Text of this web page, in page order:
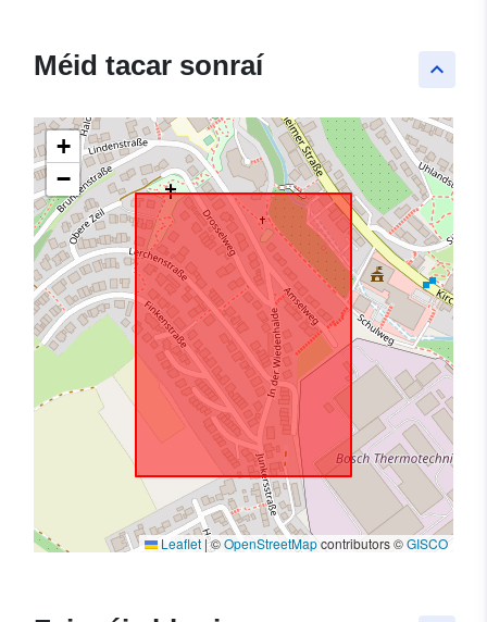
keyboard_arrow_up
Méid tacar sonraí
+
−
Leaflet |©OpenStreetMapcontributors ©GISCO